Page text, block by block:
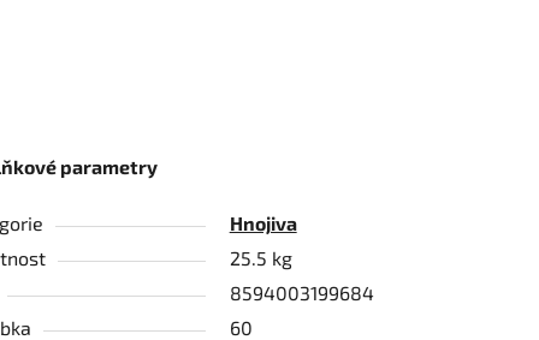
parametry
Hnojiva
25.5 kg
8594003199684
60